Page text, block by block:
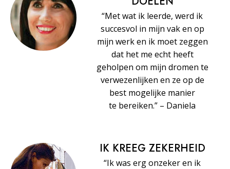
“Met wat ik leerde, werd ik
succesvol in mijn vak en op
mijn werk en ik moet zeggen
dat het me echt heeft
geholpen om mijn dromen te
verwezenlijken en ze op de
best mogelijke manier
te bereiken.” – Daniela
IK KREEG ZEKERHEID
“Ik was erg onzeker en ik